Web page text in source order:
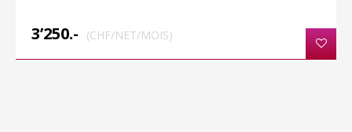
3’250.- (CHF/NET/MOIS)